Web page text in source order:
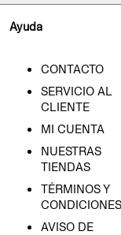
Ayuda
CONTACTO
SERVICIO AL
CLIENTE
MI CUENTA
NUESTRAS
TIENDAS
TÉRMINOS Y
CONDICIONES
AVISO DE